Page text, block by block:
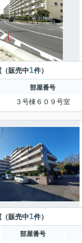
販売中1件）
部屋番号
３号棟６０９号室
販売中1件）
部屋番号